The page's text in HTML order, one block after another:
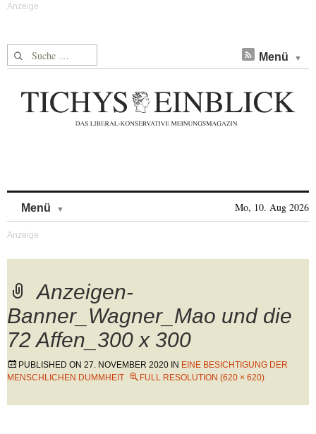
Suche nach: Menü
Menü Mo, 10. Aug 2026
Anzeigen-
Banner_Wagner_Mao und die
72 Affen_300 x 300
PUBLISHED ON 27. NOVEMBER 2020 IN EINE BESICHTIGUNG DER
MENSCHLICHEN DUMMHEIT
FULL RESOLUTION (620 × 620)